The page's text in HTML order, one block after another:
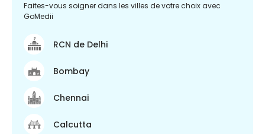
Faites-vous soigner dans les villes de votre choix avec
GoMedii
RCN de Delhi
Bombay
Chennai
Calcutta